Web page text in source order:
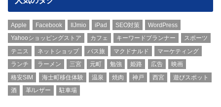
Apple Facebook IIJmio iPad SEO対策
WordPress
Yahooショッピングストア
カフェ キーワードプランナー
スポーツ
テニス
ネットショップ バス旅 マクドナルド
マーケティング
ランチ
ラーメン 三宮 元町 勉強 姫路 広告
映画
格安SIM
海士町移住体験 温泉 焼肉 神戸 西宮
遊びスポット
酒
革/レザー 駐車場